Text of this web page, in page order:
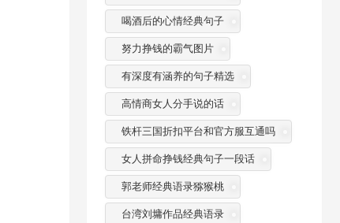
喝酒后的心情经典句子
努力挣钱的霸气图片
有深度有涵养的句子精选
高情商女人分手说的话
铁杆三国折扣平台和官方服互通吗
女人拼命挣钱经典句子一段话
郭老师经典语录猕猴桃
台湾刘墉作品经典语录